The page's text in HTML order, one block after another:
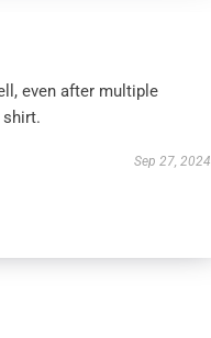
even after multiple
shirt.
Sep 27, 2024